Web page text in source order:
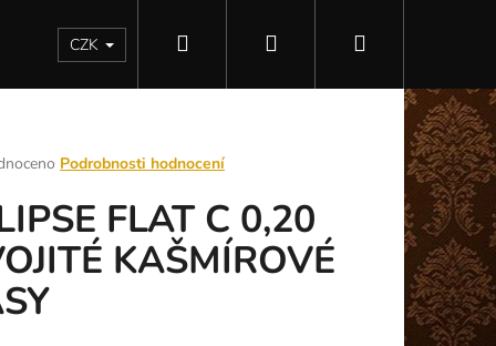
KontaktyCZK Přihlášení
košík
Podrobnosti hodnocení
FLAT C 0,20
KAŠMÍROVÉ